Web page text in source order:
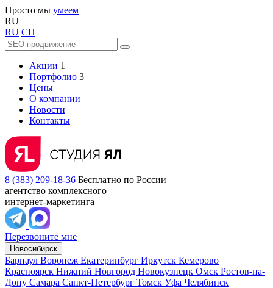
Просто мы умеем
RU
RU CH
Акции 1
Портфолио 3
Цены
О компании
Новости
Контакты
8 (383) 209-18-36 Бесплатно по России
агентство комплексного
интернет-маркетинга
Перезвоните мне
Новосибирск
Барнаул Воронеж Екатеринбург Иркутск Кемерово
Красноярск Нижний Новгород Новокузнецк Омск Ростов-на-
Дону Самара Санкт-Петербург Томск Уфа Челябинск